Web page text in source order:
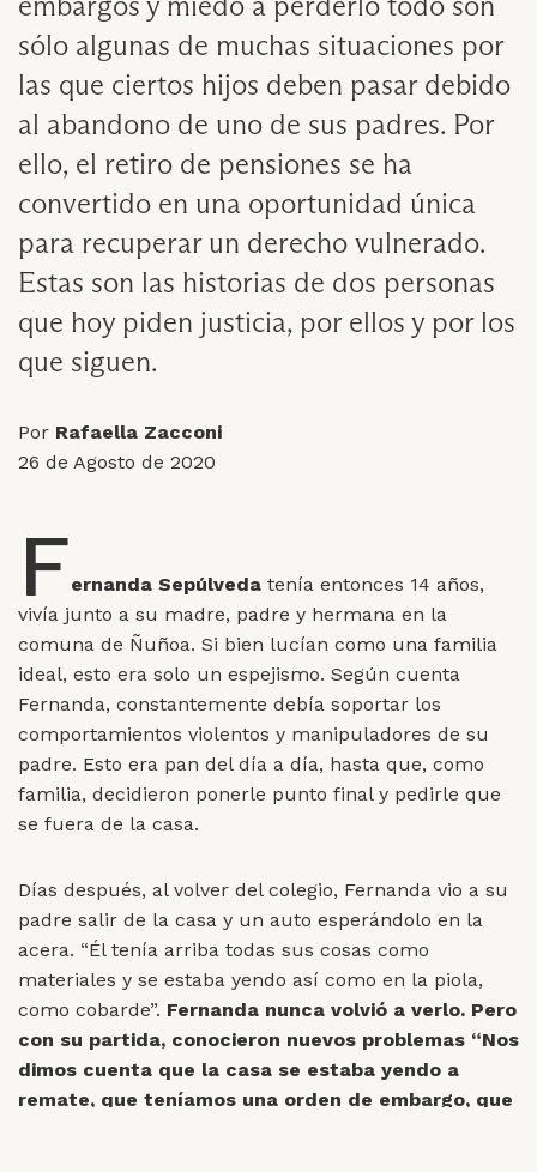
sólo algunas de muchas situaciones por
las que ciertos hijos deben pasar debido
al abandono de uno de sus padres. Por
ello, el retiro de pensiones se ha
convertido en una oportunidad única
para recuperar un derecho vulnerado.
Estas son las historias de dos personas
que hoy piden justicia, por ellos y por los
que siguen.
Por Rafaella Zacconi
26 de Agosto de 2020
Fernanda Sepúlveda tenía entonces 14 años,
vivía junto a su madre, padre y hermana en la
comuna de Ñuñoa. Si bien lucían como una familia
ideal, esto era solo un espejismo. Según cuenta
Fernanda, constantemente debía soportar los
comportamientos violentos y manipuladores de su
padre. Esto era pan del día a día, hasta que, como
familia, decidieron ponerle punto final y pedirle que
se fuera de la casa.
Días después, al volver del colegio, Fernanda vio a su
padre salir de la casa y un auto esperándolo en la
acera. “Él tenía arriba todas sus cosas como
materiales y se estaba yendo así como en la piola,
como cobarde”. Fernanda nunca volvió a verlo. Pero
con su partida, conocieron nuevos problemas “Nos
dimos cuenta que la casa se estaba yendo a
remate, que teníamos una orden de embargo, que